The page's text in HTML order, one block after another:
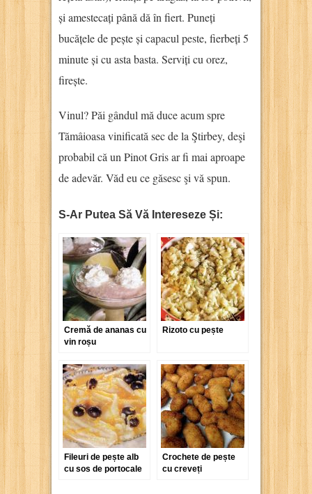
și amestecați până dă în fiert. Puneți
bucățele de pește și capacul peste, fierbeți 5
minute și cu asta basta. Serviți cu orez,
firește.
Vinul? Păi gândul mă duce acum spre
Tămâioasa vinificată sec de la Ştirbey, deşi
probabil că un Pinot Gris ar fi mai aproape
de adevăr. Văd eu ce găsesc şi vă spun.
S-Ar Putea Să Vă Intereseze Și:
Cremă de ananas cu
vin roșu
Rizoto cu pește
Fileuri de pește alb
cu sos de portocale
Crochete de pește
cu creveți